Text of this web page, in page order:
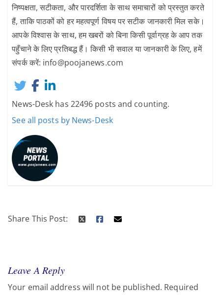
निष्पक्षता, सटीकता, और पारदर्शिता के साथ समाचारों को प्रस्तुत करते
हैं, ताकि पाठकों को हर महत्वपूर्ण विषय पर सटीक जानकारी मिल सके।
आपके विश्वास के साथ, हम खबरों को बिना किसी पूर्वाग्रह के आप तक
पहुँचाने के लिए प्रतिबद्ध हैं। किसी भी सवाल या जानकारी के लिए, हमें
संपर्क करें: info@poojanews.com
News-Desk has 22496 posts and counting.
See all posts by News-Desk
Share This Post:
Leave A Reply
Your email address will not be published. Required